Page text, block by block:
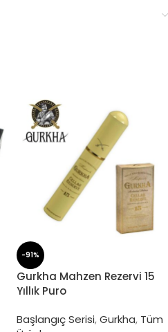
-91%
Gurkha Mahzen Rezervi 15
Yıllık Puro
Başlangıç Serisi,Gurkha, Tüm